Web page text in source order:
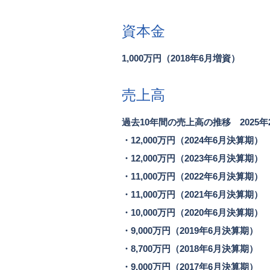
資本金
1,000万円（2018年6月増資）
売上高
過去10年間の売上高の推移 2025年
・12,000万円（2024年6月決算期）
・12,000万円（2023年6月決算期）
・11,000万円（2022年6月決算期）
・11,000万円（2021年6月決算期）
・10,000万円（2020年6月決算期）
・9,000万円（2019年6月決算期）
・8,700万円（2018年6月決算期）
・9,000万円（2017年6月決算期）